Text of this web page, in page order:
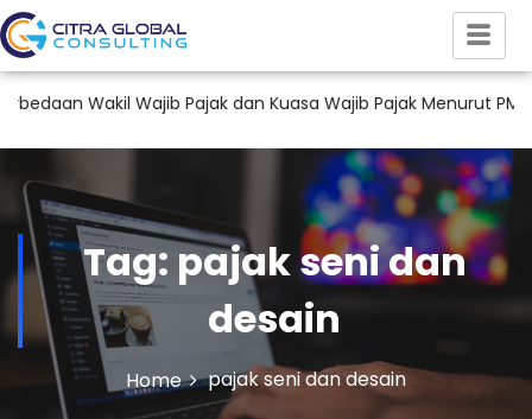
Wakil Wajib Pajak dan Kuasa Wajib Pajak Menurut PMK 44
Tag: pajak seni dan
desain
Home pajak seni dan desain